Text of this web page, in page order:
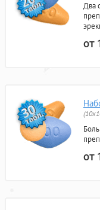
Два
от
от